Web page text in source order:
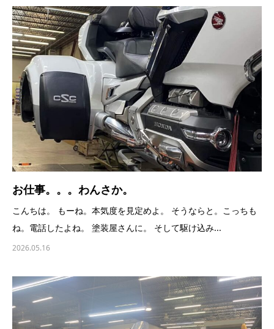
お仕事。。。わんさか。
こんちは。 もーね。本気度を見定めよ。 そうならと。こっちも
ね。電話したよね。 塗装屋さんに。 そして駆け込み...
2026.05.16